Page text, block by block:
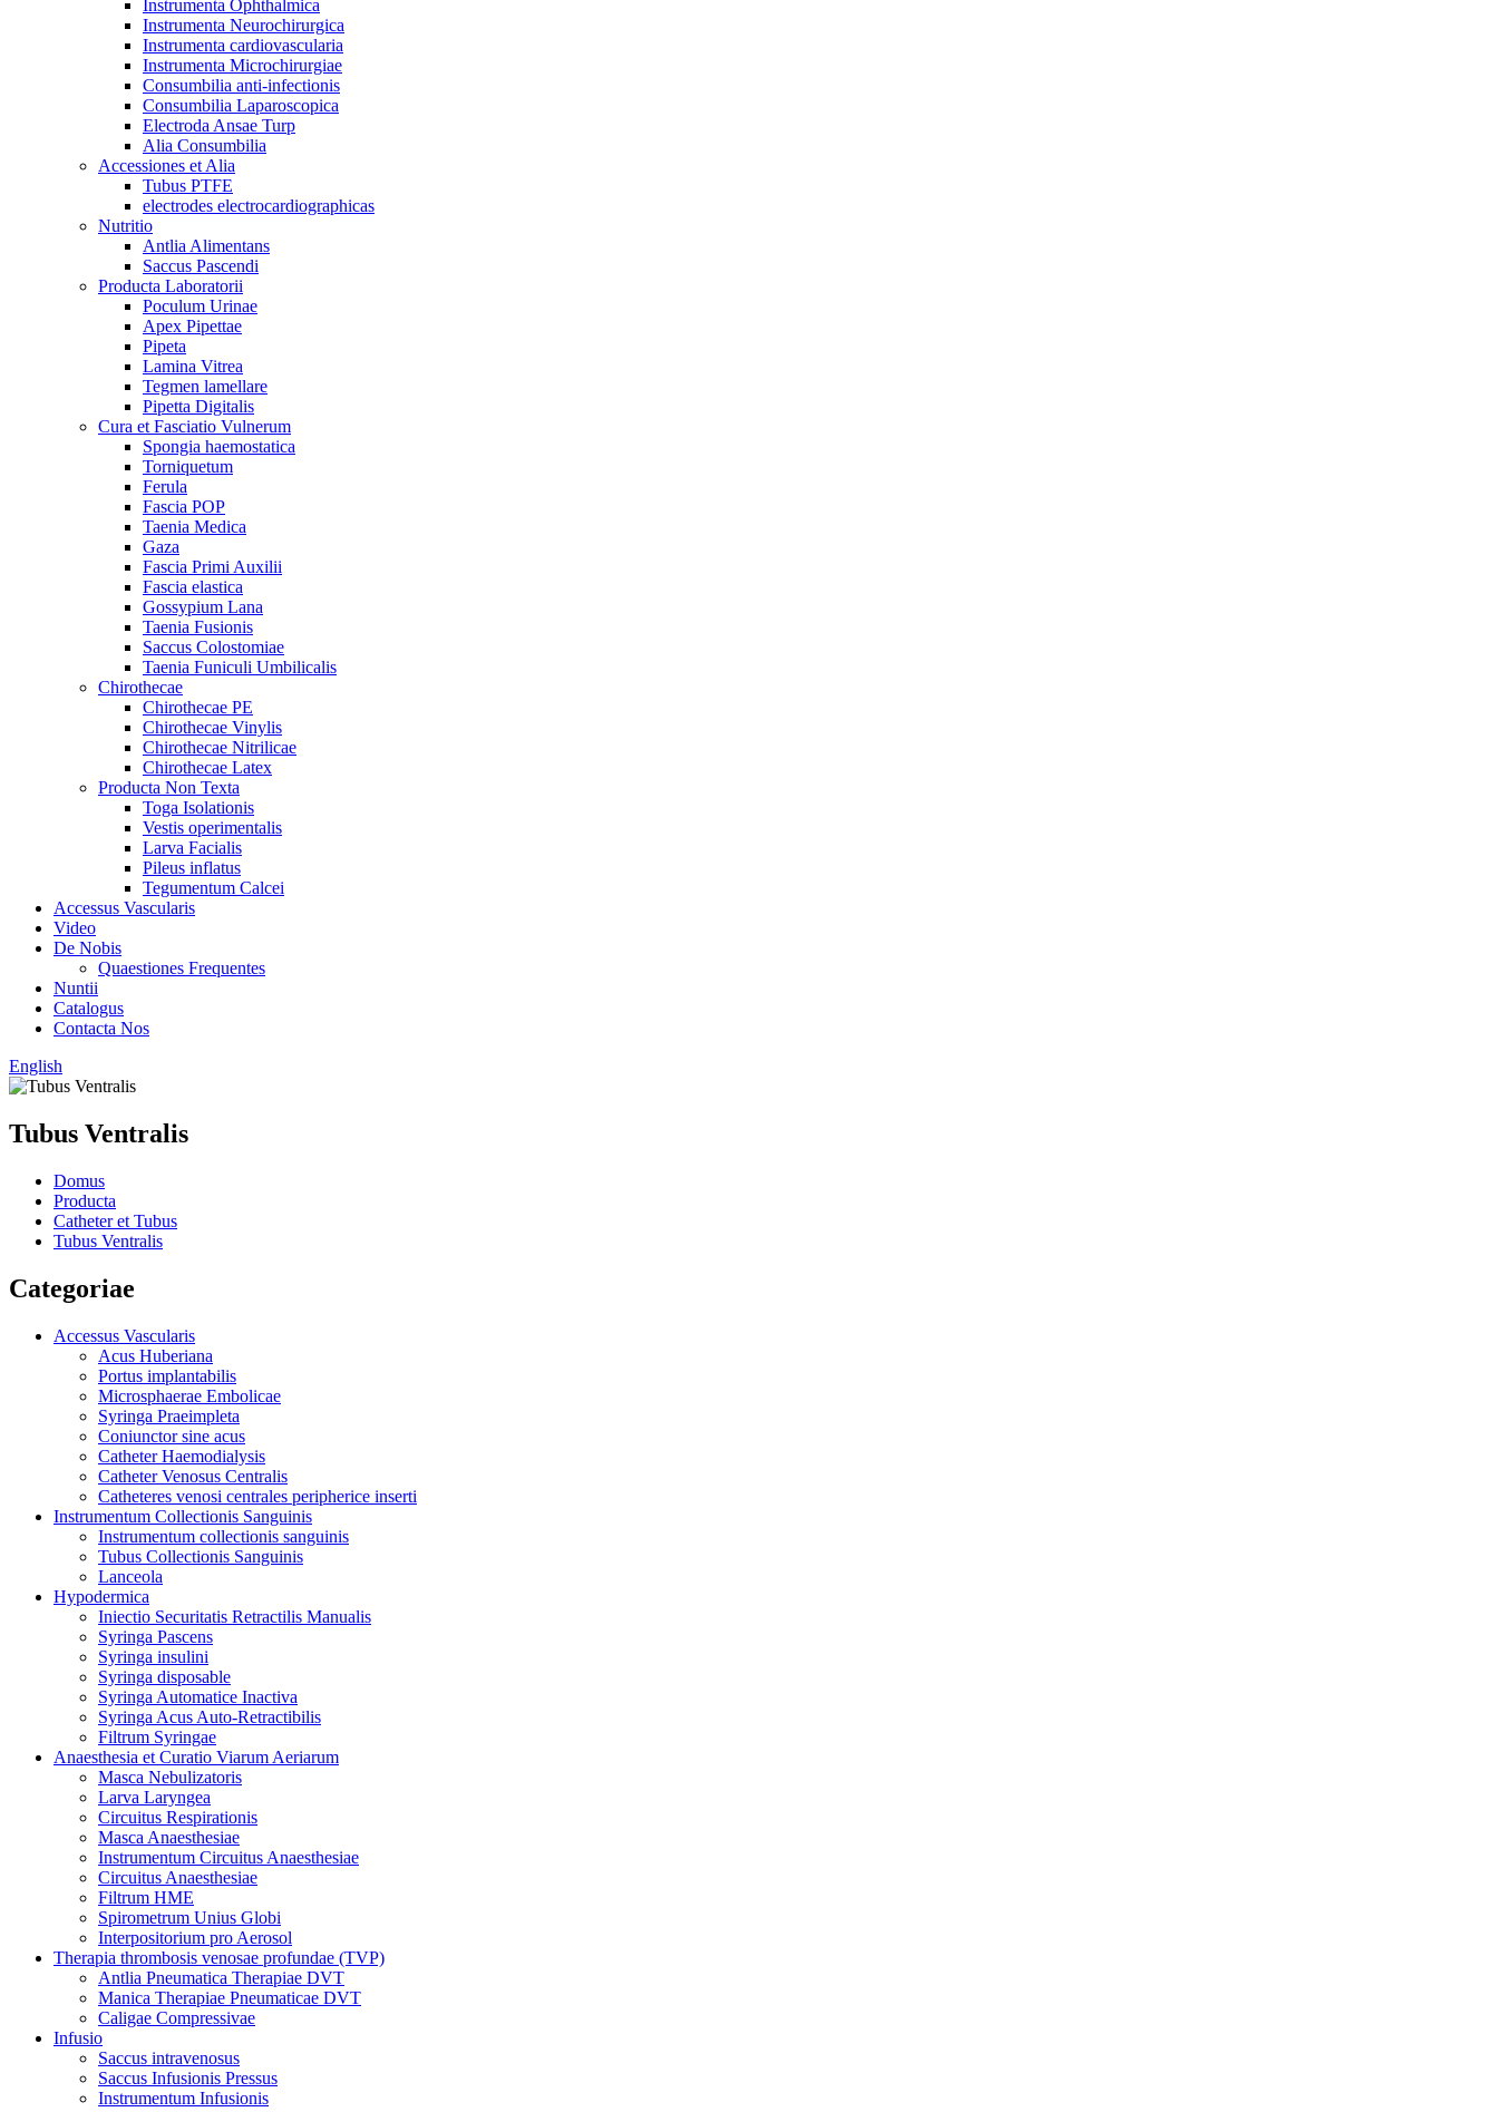
Instrumenta Ophthalmica
Instrumenta Neurochirurgica
Instrumenta cardiovascularia
Instrumenta Microchirurgiae
Consumbilia anti-infectionis
Consumbilia Laparoscopica
Electroda Ansae Turp
Alia Consumbilia
Accessiones et Alia
Tubus PTFE
electrodes electrocardiographicas
Nutritio
Antlia Alimentans
Saccus Pascendi
Producta Laboratorii
Poculum Urinae
Apex Pipettae
Pipeta
Lamina Vitrea
Tegmen lamellare
Pipetta Digitalis
Cura et Fasciatio Vulnerum
Spongia haemostatica
Torniquetum
Ferula
Fascia POP
Taenia Medica
Gaza
Fascia Primi Auxilii
Fascia elastica
Gossypium Lana
Taenia Fusionis
Saccus Colostomiae
Taenia Funiculi Umbilicalis
Chirothecae
Chirothecae PE
Chirothecae Vinylis
Chirothecae Nitrilicae
Chirothecae Latex
Producta Non Texta
Toga Isolationis
Vestis operimentalis
Larva Facialis
Pileus inflatus
Tegumentum Calcei
Accessus Vascularis
Video
De Nobis
Quaestiones Frequentes
Nuntii
Catalogus
Contacta Nos
English
Tubus Ventralis
Domus
Producta
Catheter et Tubus
Tubus Ventralis
Categoriae
Accessus Vascularis
Acus Huberiana
Portus implantabilis
Microsphaerae Embolicae
Syringa Praeimpleta
Coniunctor sine acus
Catheter Haemodialysis
Catheter Venosus Centralis
Catheteres venosi centrales peripherice inserti
Instrumentum Collectionis Sanguinis
Instrumentum collectionis sanguinis
Tubus Collectionis Sanguinis
Lanceola
Hypodermica
Iniectio Securitatis Retractilis Manualis
Syringa Pascens
Syringa insulini
Syringa disposable
Syringa Automatice Inactiva
Syringa Acus Auto-Retractibilis
Filtrum Syringae
Anaesthesia et Curatio Viarum Aeriarum
Masca Nebulizatoris
Larva Laryngea
Circuitus Respirationis
Masca Anaesthesiae
Instrumentum Circuitus Anaesthesiae
Circuitus Anaesthesiae
Filtrum HME
Spirometrum Unius Globi
Interpositorium pro Aerosol
Therapia thrombosis venosae profundae (TVP)
Antlia Pneumatica Therapiae DVT
Manica Therapiae Pneumaticae DVT
Caligae Compressivae
Infusio
Saccus intravenosus
Saccus Infusionis Pressus
Instrumentum Infusionis